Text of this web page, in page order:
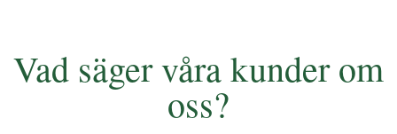
Vad säger våra kunder om
oss?